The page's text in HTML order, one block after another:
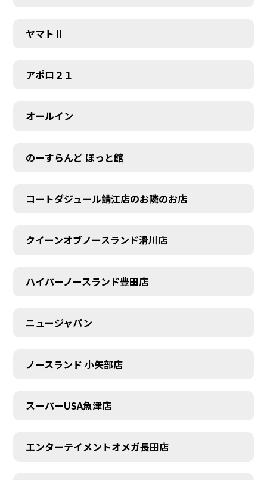
ヤマトⅡ
アポロ２１
オールイン
のーすらんど ほっと館
コートダジュール鯖江店のお隣のお店
クイーンオブノースランド滑川店
ハイパーノースランド豊田店
ニュージャパン
ノースランド 小矢部店
スーパーUSA魚津店
エンターテイメントオメガ長田店